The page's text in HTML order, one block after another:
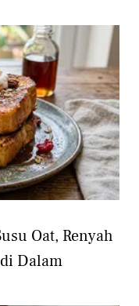
Oat, Renyah
Dalam